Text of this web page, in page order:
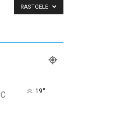
RASTGELE
C 19°